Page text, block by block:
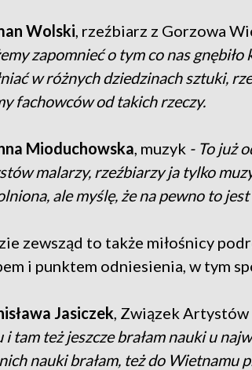
Wolski , rzeźbiarz z Gorzowa
zapomnieć o tym co nas
w różnych dziedzinach sztuki,
fachowców od takich rzeczy.
Mioduchowska , muzyk - To już
malarzy, rzeźbiarzy ja tylko
ale myślę, że na pewno to
zewsząd to także miłośnicy
i punktem odniesienia, w tym
Jasiczek , Związek
i tam też jeszcze brałam nauki u
nauki brałam, też do Wietnamu